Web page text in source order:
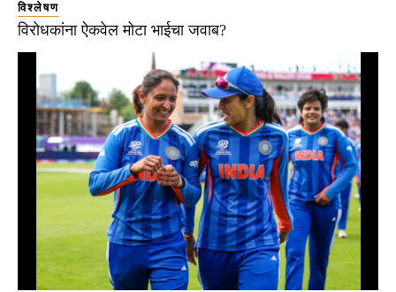
विश्लेषण
विरोधकांना ऐकवेल मोटा भाईचा जवाब?